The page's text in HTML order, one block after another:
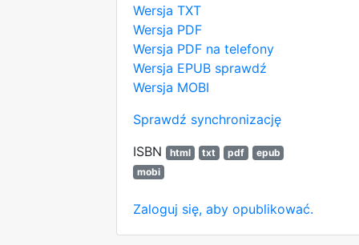
Wersja TXT
Wersja PDF
Wersja PDF na telefony
Wersja EPUB sprawdź
Wersja MOBI
Sprawdź synchronizację
ISBN
html txt pdf
epub
mobi
Zaloguj się, aby opublikować.